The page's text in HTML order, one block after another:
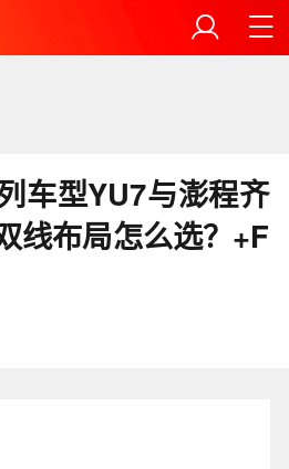
车型YU7与澎程齐
线布局怎么选？+F